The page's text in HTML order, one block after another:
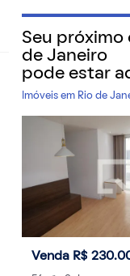
QuintoAndar
Home> Cidades
Mirantes no
apreciar as
Maravilhosa
Conheça mirantes
vistas no Rio de
fotos incríveis e
de cinema
Seu próximo
de Janeiro
pode estar
Imóveis em Rio de
Venda R$